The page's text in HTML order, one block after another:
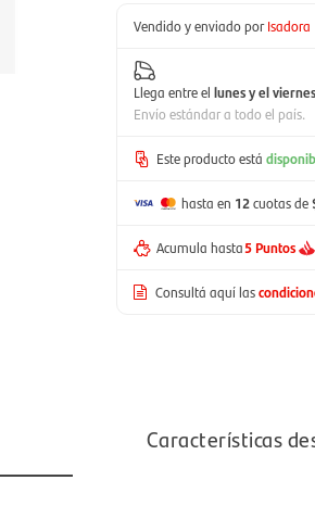
Vendido y enviado por Isadora
Llega entre el lunes y el viernes
Envío estándar a todo el país.
Este producto está
hasta en 12cuotas de
Acumula hasta5 Puntos
Consultá aquí las
Características